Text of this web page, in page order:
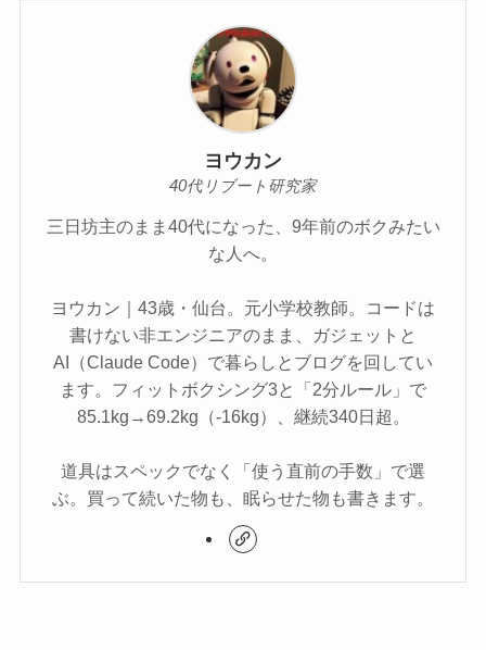
ヨウカン
40代リブート研究家
三日坊主のまま40代になった、9年前のボクみたい
な人へ。
ヨウカン｜43歳・仙台。元小学校教師。コードは
書けない非エンジニアのまま、ガジェットと
AI（Claude Code）で暮らしとブログを回してい
ます。フィットボクシング3と「2分ルール」で
85.1kg→69.2kg（-16kg）、継続340日超。
道具はスペックでなく「使う直前の手数」で選
ぶ。買って続いた物も、眠らせた物も書きます。